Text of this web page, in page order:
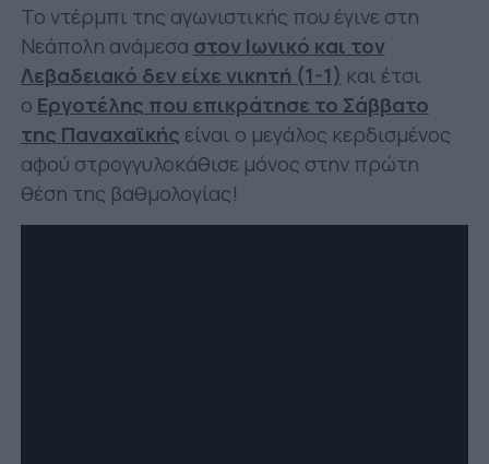
Το ντέρμπι της αγωνιστικής που έγινε στη
Νεάπολη ανάμεσα στον Ιωνικό και τον
Λεβαδειακό δεν είχε νικητή (1-1) και έτσι
ο Εργοτέλης που επικράτησε το Σάββατο
της Παναχαϊκής είναι ο μεγάλος κερδισμένος
αφού στρογγυλοκάθισε μόνος στην πρώτη
θέση της βαθμολογίας!